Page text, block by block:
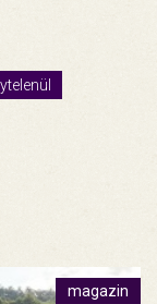
magazin